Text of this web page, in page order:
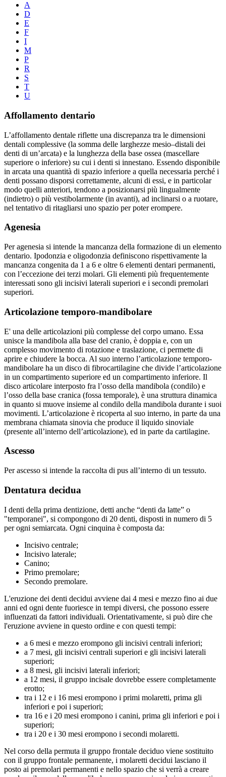
A
D
E
F
I
M
P
R
S
T
U
Affollamento dentario
L’affollamento dentale riflette una discrepanza tra le dimensioni
dentali complessive (la somma delle larghezze mesio–distali dei
denti di un’arcata) e la lunghezza della base ossea (mascellare
superiore o inferiore) su cui i denti si innestano. Essendo disponibile
in arcata una quantità di spazio inferiore a quella necessaria perché i
denti possano disporsi correttamente, alcuni di essi, e in particolar
modo quelli anteriori, tendono a posizionarsi più lingualmente
(indietro) o più vestibolarmente (in avanti), ad inclinarsi o a ruotare,
nel tentativo di ritagliarsi uno spazio per poter erompere.
Agenesia
Per agenesia si intende la mancanza della formazione di un elemento
dentario. Ipodonzia e oligodonzia definiscono rispettivamente la
mancanza congenita da 1 a 6 e oltre 6 elementi dentari permanenti,
con l’eccezione dei terzi molari. Gli elementi più frequentemente
interessati sono gli incisivi laterali superiori e i secondi premolari
superiori.
Articolazione temporo-mandibolare
E' una delle articolazioni più complesse del corpo umano. Essa
unisce la mandibola alla base del cranio, è doppia e, con un
complesso movimento di rotazione e traslazione, ci permette di
aprire e chiudere la bocca. Al suo interno l’articolazione temporo-
mandibolare ha un disco di fibrocartilagine che divide l’articolazione
in un compartimento superiore ed un compartimento inferiore. Il
disco articolare interposto fra l’osso della mandibola (condilo) e
l’osso della base cranica (fossa temporale), è una struttura dinamica
in quanto si muove insieme al condilo della mandibola durante i suoi
movimenti. L’articolazione è ricoperta al suo interno, in parte da una
membrana chiamata sinovia che produce il liquido sinoviale
(presente all’interno dell’articolazione), ed in parte da cartilagine.
Ascesso
Per ascesso si intende la raccolta di pus all’interno di un tessuto.
Dentatura decidua
I denti della prima dentizione, detti anche “denti da latte” o
"temporanei", si compongono di 20 denti, disposti in numero di 5
per ogni semiarcata. Ogni cinquina è composta da:
Incisivo centrale;
Incisivo laterale;
Canino;
Primo premolare;
Secondo premolare.
L'eruzione dei denti decidui avviene dai 4 mesi e mezzo fino ai due
anni ed ogni dente fuoriesce in tempi diversi, che possono essere
influenzati da fattori individuali. Orientativamente, si può dire che
l'eruzione avviene in questo ordine e con questi tempi:
a 6 mesi e mezzo erompono gli incisivi centrali inferiori;
a 7 mesi, gli incisivi centrali superiori e gli incisivi laterali
superiori;
a 8 mesi, gli incisivi laterali inferiori;
a 12 mesi, il gruppo incisale dovrebbe essere completamente
erotto;
tra i 12 e i 16 mesi erompono i primi molaretti, prima gli
inferiori e poi i superiori;
tra 16 e i 20 mesi erompono i canini, prima gli inferiori e poi i
superiori;
tra i 20 e i 30 mesi erompono i secondi molaretti.
Nel corso della permuta il gruppo frontale deciduo viene sostituito
con il gruppo frontale permanente, i molaretti decidui lasciano il
posto ai premolari permanenti e nello spazio che si verrà a creare